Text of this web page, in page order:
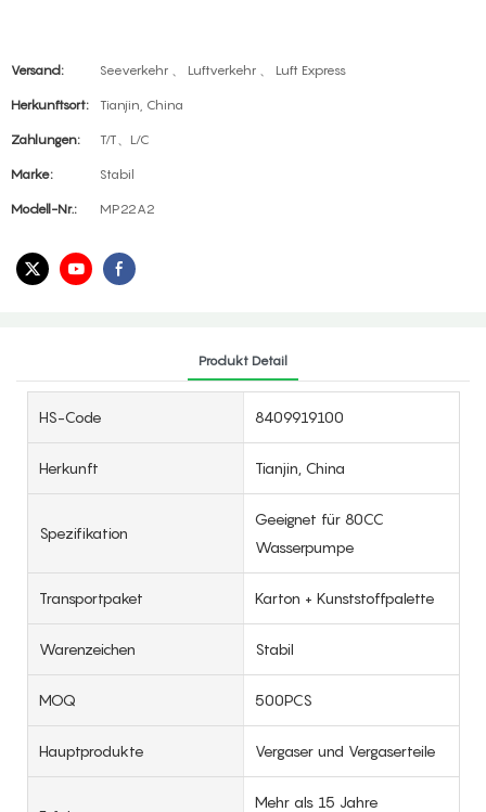
Versand: Seeverkehr 、 Luftverkehr 、 Luft Express
Herkunftsort: Tianjin, China
Zahlungen: T/T、L/C
Marke: Stabil
Modell-Nr.: MP22A2
Produkt Detail
HS-Code 8409919100
Herkunft Tianjin, China
Spezifikation
Geeignet für 80CC
Wasserpumpe
Transportpaket Karton + Kunststoffpalette
Warenzeichen Stabil
MOQ 500PCS
Hauptprodukte Vergaser und Vergaserteile
Mehr als 15 Jahre